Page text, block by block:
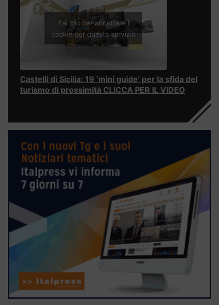
Fai clic per accettare i
cookie per questo servizio
Castelli di Sicilia: 19 ‘mini guide’ per la sfida del
turismo di prossimità CLICCA PER IL VIDEO